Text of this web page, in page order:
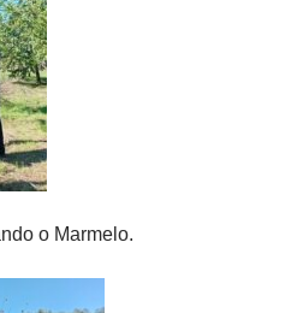
o Marmelo.